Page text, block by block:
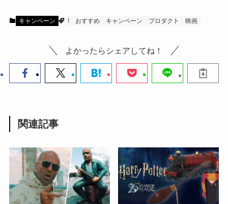
キャンペーン ! おすすめ キャンペーン プロダクト 映画
よかったらシェアしてね！
関連記事